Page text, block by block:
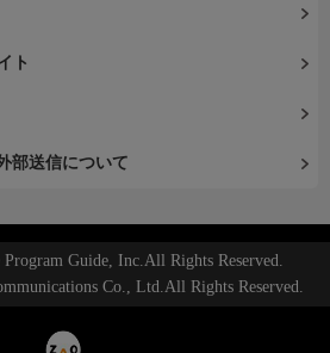
ト
部送信について
Guide, Inc.All Rights Reserved.
Co., Ltd.All Rights Reserved.